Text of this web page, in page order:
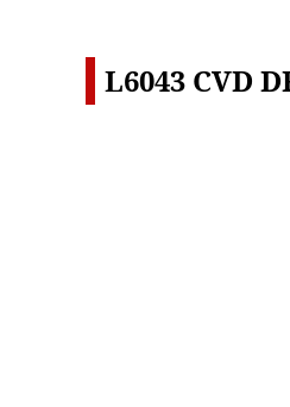
L6043 CVD